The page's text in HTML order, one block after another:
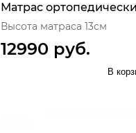
Матрас
Высота матраса 13см
12990 руб.
В